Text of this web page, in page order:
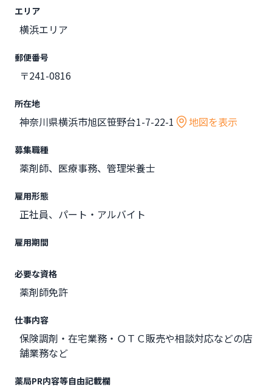
エリア
横浜エリア
郵便番号
〒241-0816
所在地
神奈川県横浜市旭区笹野台1-7-22-1 地図を表示
募集職種
薬剤師、医療事務、管理栄養士
雇用形態
正社員、パート・アルバイト
雇用期間
必要な資格
薬剤師免許
仕事内容
保険調剤・在宅業務・ＯＴＣ販売や相談対応などの店
舗業務など
薬局PR内容等自由記載欄